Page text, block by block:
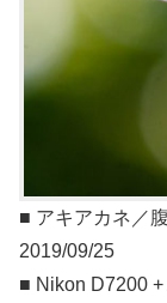
■ アキアカネ／
2019/09/25
■ Nikon D7200